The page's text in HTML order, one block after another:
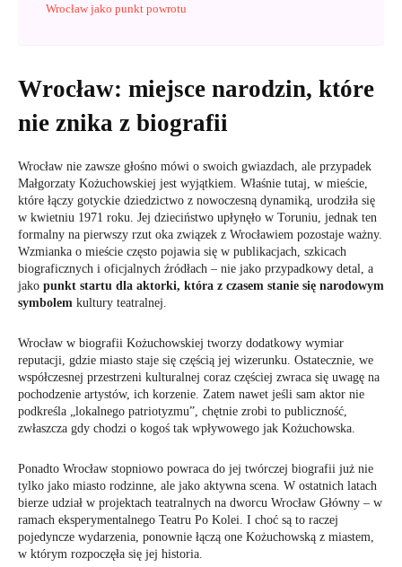
Wrocław jako punkt powrotu
Wrocław: miejsce narodzin, które
nie znika z biografii
Wrocław nie zawsze głośno mówi o swoich gwiazdach, ale przypadek
Małgorzaty Kożuchowskiej jest wyjątkiem. Właśnie tutaj, w mieście,
które łączy gotyckie dziedzictwo z nowoczesną dynamiką, urodziła się
w kwietniu 1971 roku. Jej dzieciństwo upłynęło w Toruniu, jednak ten
formalny na pierwszy rzut oka związek z Wrocławiem pozostaje ważny.
Wzmianka o mieście często pojawia się w publikacjach, szkicach
biograficznych i oficjalnych źródłach – nie jako przypadkowy detal, a
jako punkt startu dla aktorki, która z czasem stanie się narodowym
symbolem kultury teatralnej.
Wrocław w biografii Kożuchowskiej tworzy dodatkowy wymiar
reputacji, gdzie miasto staje się częścią jej wizerunku. Ostatecznie, we
współczesnej przestrzeni kulturalnej coraz częściej zwraca się uwagę na
pochodzenie artystów, ich korzenie. Zatem nawet jeśli sam aktor nie
podkreśla „lokalnego patriotyzmu”, chętnie zrobi to publiczność,
zwłaszcza gdy chodzi o kogoś tak wpływowego jak Kożuchowska.
Ponadto Wrocław stopniowo powraca do jej twórczej biografii już nie
tylko jako miasto rodzinne, ale jako aktywna scena. W ostatnich latach
bierze udział w projektach teatralnych na dworcu Wrocław Główny – w
ramach eksperymentalnego Teatru Po Kolei. I choć są to raczej
pojedyncze wydarzenia, ponownie łączą one Kożuchowską z miastem,
w którym rozpoczęła się jej historia.